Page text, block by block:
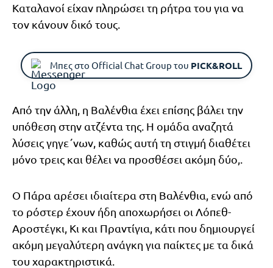
Καταλανοί είχαν πληρώσει τη ρήτρα του για να
τον κάνουν δικό τους.
Μπες στο Official Chat Group του PICK&ROLL
Από την άλλη, η Βαλένθια έχει επίσης βάλει την
υπόθεση στην ατζέντα της. Η ομάδα αναζητά
λύσεις γηγε΄νων, καθώς αυτή τη στιγμή διαθέτει
μόνο τρεις και θέλει να προσθέσει ακόμη δύο,.
Ο Πάρα αρέσει ιδιαίτερα στη Βαλένθια, ενώ από
το ρόστερ έχουν ήδη αποχωρήσει οι Λόπεθ-
Αροστέγκι, Κι και Πραντίγια, κάτι που δημιουργεί
ακόμη μεγαλύτερη ανάγκη για παίκτες με τα δικά
του χαρακτηριστικά.